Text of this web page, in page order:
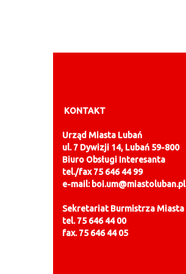
KONTAKT
Urząd Miasta Lubań
ul. 7 Dywizji 14, Lubań 59-800
Biuro Obsługi Interesanta
tel./fax 75 646 44 99
e-mail: boi.um@miastoluban.pl
Sekretariat Burmistrza Miasta
tel. 75 646 44 00
fax. 75 646 44 05